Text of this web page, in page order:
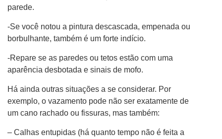
parede.
-Se você notou a pintura descascada, empenada ou
borbulhante, também é um forte indício.
-Repare se as paredes ou tetos estão com uma
aparência desbotada e sinais de mofo.
Há ainda outras situações a se considerar. Por
exemplo, o vazamento pode não ser exatamente de
um cano rachado ou fissuras, mas também:
– Calhas entupidas (há quanto tempo não é feita a